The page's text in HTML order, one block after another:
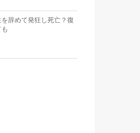
辞めて発狂し死亡？復